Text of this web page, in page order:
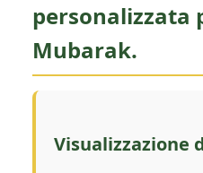
personalizzata
Mubarak.
Visualizzazione